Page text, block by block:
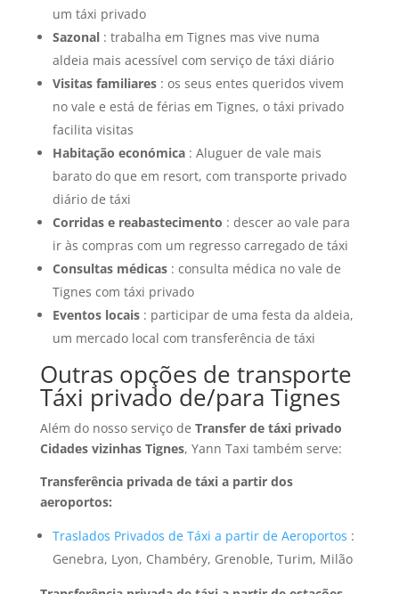
um táxi privado
Sazonal: trabalha em Tignes mas vive numa
aldeia mais acessível com serviço de táxi diário
Visitas familiares: os seus entes queridos vivem
no vale e está de férias em Tignes, o táxi privado
facilita visitas
Habitação económica: Aluguer de vale mais
barato do que em resort, com transporte privado
diário de táxi
Corridas e reabastecimento : descer ao vale para
ir às compras com um regresso carregado de táxi
Consultas médicas: consulta médica no vale de
Tignes com táxi privado
Eventos locais: participar de uma festa da aldeia,
um mercado local com transferência de táxi
Outras opções de transporte
Táxi privado de/para Tignes
Além do nosso serviço de Transfer de táxi privado
Cidades vizinhas Tignes, Yann Taxi também serve:
Transferência privada de táxi a partir dos
aeroportos:
Traslados Privados de Táxi a partir de Aeroportos :
Genebra, Lyon, Chambéry, Grenoble, Turim, Milão